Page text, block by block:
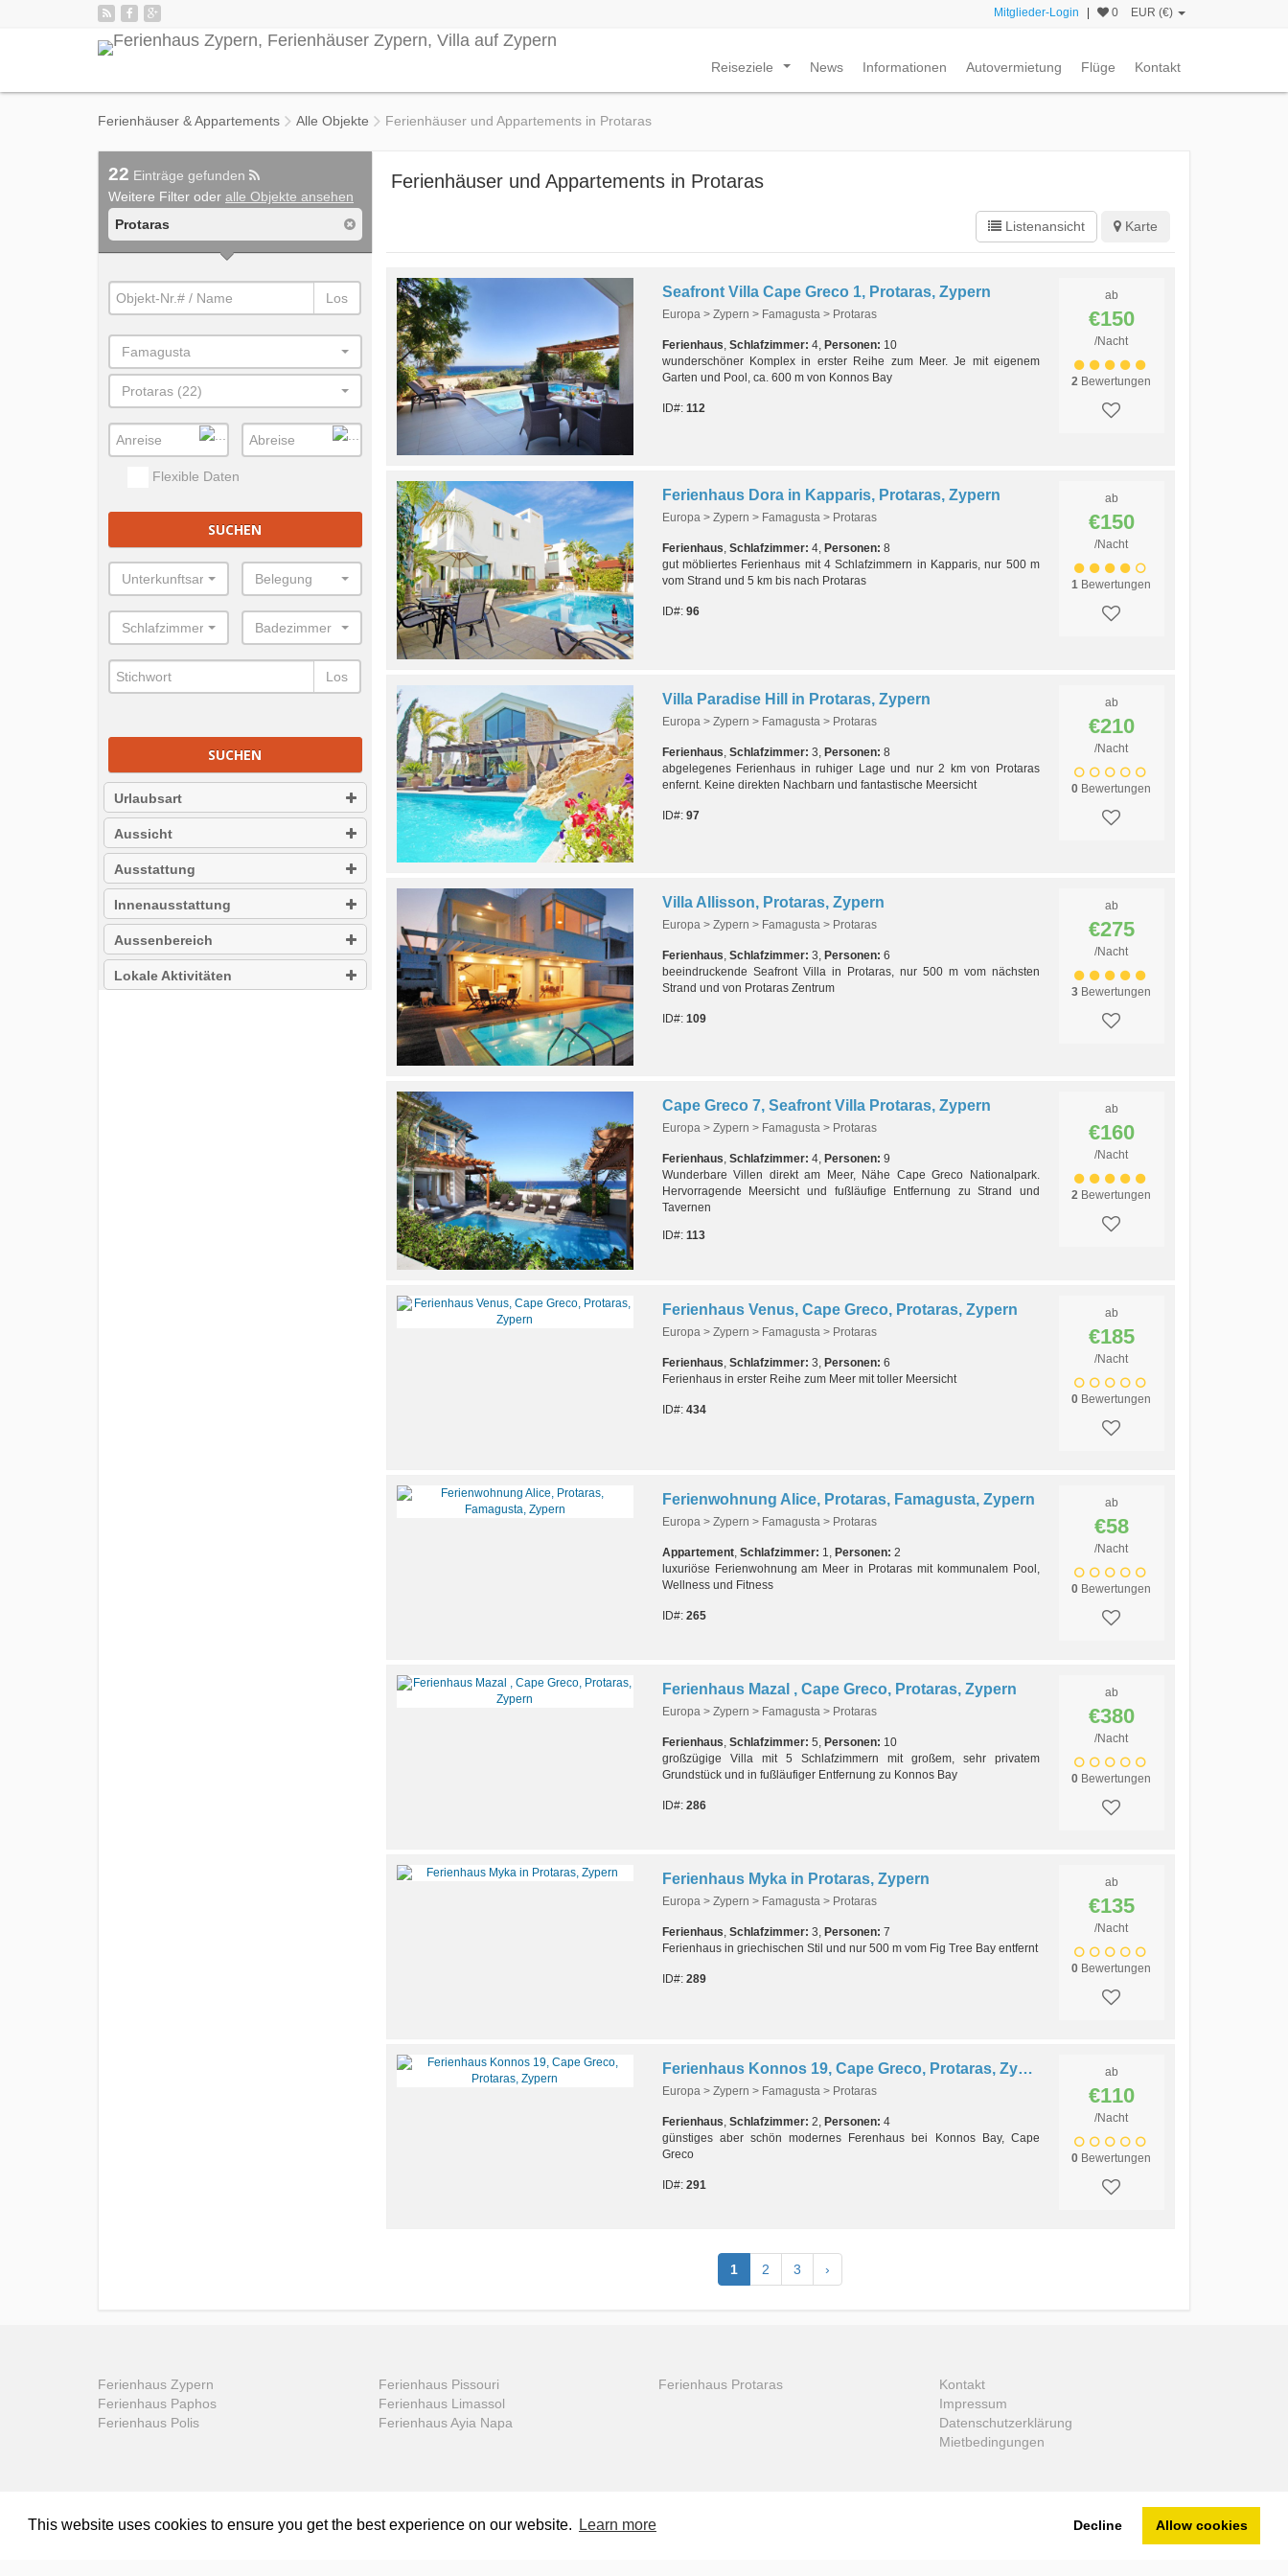
This website uses cookies to ensure you get the best experience on our website. Learn more Decline Allow cookies
Mitglieder-Login 0 EUR (€)
Reiseziele News Informationen Autovermietung Flüge Kontakt
Ferienhäuser & Appartements Alle Objekte Ferienhäuser und Appartements in Protaras
Ferienhäuser und Appartements in Protaras
Listenansicht Karte
Seafront Villa Cape Greco 1, Protaras, Zypern
Europa > Zypern > Famagusta > Protaras
Ferienhaus, Schlafzimmer: 4, Personen: 10
wunderschöner Komplex in erster Reihe zum Meer. Je mit eigenem
Garten und Pool, ca. 600 m von Konnos Bay
ID#: 112
ab
€150
/Nacht
2 Bewertungen
Ferienhaus Dora in Kapparis, Protaras, Zypern
Europa > Zypern > Famagusta > Protaras
Ferienhaus, Schlafzimmer: 4, Personen: 8
gut möbliertes Ferienhaus mit 4 Schlafzimmern in Kapparis, nur 500 m
vom Strand und 5 km bis nach Protaras
ID#: 96
ab
€150
/Nacht
1 Bewertungen
Villa Paradise Hill in Protaras, Zypern
Europa > Zypern > Famagusta > Protaras
Ferienhaus Schlafzimmer: 3, Personen: 8
abgelegenes Ferienhaus in ruhiger Lage und nur 2 km von Protaras
enfernt. Keine direkten Nachbarn und fantastische Meersicht
ID#: 97
ab
€210
/Nacht
0 Bewertungen
Villa Allisson, Protaras, Zypern
Europa > Zypern > Famagusta > Protaras
Ferienhaus, Schlafzimmer: 3, Personen: 6
beeindruckende Seafront Villa in Protaras, nur 500 m vom nächsten
Strand und von Protaras Zentrum
ID#: 109
ab
€275
/Nacht
3 Bewertungen
Cape Greco 7, Seafront Villa Protaras, Zypern
Europa > Zypern > Famagusta > Protaras
Ferienhaus, Schlafzimmer: 4, Personen: 9
Wunderbare Villen direkt am Meer, Nähe Cape Greco Nationalpark.
Hervorragende Meersicht und fußläufige Entfernung zu Strand und
Tavernen
ID#: 113
ab
€160
/Nacht
2 Bewertungen
Ferienhaus Venus, Cape Greco, Protaras, Zypern
Europa > Zypern > Famagusta > Protaras
Ferienhaus Schlafzimmer: 3, Personen: 6
Ferienhaus in erster Reihe zum Meer mit toller Meersicht
ID#: 434
ab
€185
/Nacht
0 Bewertungen
Ferienwohnung Alice, Protaras, Famagusta, Zypern
Europa > Zypern > Famagusta > Protaras
Appartement, Schlafzimmer: 1, Personen: 2
luxuriöse Ferienwohnung am Meer in Protaras mit kommunalem Pool,
Wellness und Fitness
ID#: 265
ab
€58
/Nacht
0 Bewertungen
Ferienhaus Mazal , Cape Greco, Protaras, Zypern
Europa > Zypern > Famagusta > Protaras
Ferienhaus Schlafzimmer: 5, Personen: 10
großzügige Villa mit 5 Schlafzimmern mit großem, sehr privatem
Grundstück und in fußläufiger Entfernung zu Konnos Bay
ID#: 286
ab
€380
/Nacht
0 Bewertungen
Ferienhaus Myka in Protaras, Zypern
Europa > Zypern > Famagusta > Protaras
Ferienhaus Schlafzimmer: 3, Personen: 7
Ferienhaus in griechischen Stil und nur 500 m vom Fig Tree Bay entfernt
ID#: 289
ab
€135
/Nacht
0 Bewertungen
Ferienhaus Konnos 19, Cape Greco, Protaras, Zypern
Europa > Zypern > Famagusta > Protaras
Ferienhaus Schlafzimmer: 2, Personen: 4
günstiges aber schön modernes Ferenhaus bei Konnos Bay, Cape
Greco
ID#: 291
ab
€110
/Nacht
0 Bewertungen
1 2 3 ›
22 Einträge gefunden
Weitere Filter oder alle Objekte ansehen
Protaras
Los
Famagusta
Protaras (22)
Flexible Daten
SUCHEN
Unterkunftsart Belegung
Schlafzimmer Badezimmer
Los
SUCHEN
Urlaubsart
Aussicht
Ausstattung
Innenausstattung
Aussenbereich
Lokale Aktivitäten
Ferienhaus Zypern
Ferienhaus Paphos
Ferienhaus Polis
Ferienhaus Pissouri
Ferienhaus Limassol
Ferienhaus Ayia Napa
Ferienhaus Protaras
Kontakt
Impressum
Datenschutzerklärung
Mietbedingungen